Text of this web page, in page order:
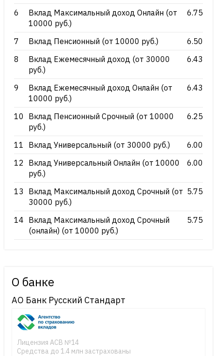
6
Вклад Максимальный доход Онлайн (от
10000 руб.)
6.75
7 Вклад Пенсионный (от 10000 руб.)
6.50
8
Вклад Ежемесячный доход (от 30000
руб.)
6.43
9
Вклад Ежемесячный доход Онлайн (от
10000 руб.)
6.43
10
Вклад Пенсионный Срочный (от 10000
руб.)
6.25
11 Вклад Универсальный (от 30000 руб.)
6.00
12 Вклад Универсальный Онлайн (от 10000
руб.)
6.00
13
Вклад Максимальный доход Срочный (от
30000 руб.)
5.75
14 Вклад Максимальный доход Срочный
(онлайн) (от 10000 руб.)
5.75
О банке
АО Банк Русский Стандарт
Лицензия АСВ №14
Средства до 1.4 млн застрахованы